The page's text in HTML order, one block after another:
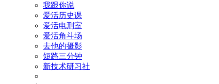
我跟你说
爱活历史课
爱活电刑室
爱活角斗场
去他的摄影
短路三分钟
新技术研习社